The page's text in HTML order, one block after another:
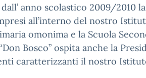
anno scolastico 2009/2010
all’interno del nostro
omonima e la Scuola
Bosco” ospita anche la
caratterizzanti il nostro